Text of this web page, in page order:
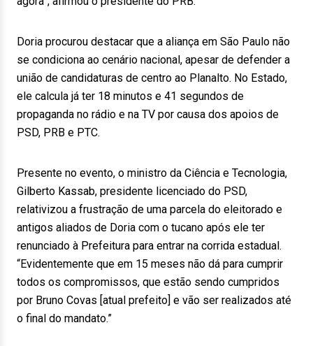
Doria procurou destacar que a aliança em São Paulo não
se condiciona ao cenário nacional, apesar de defender a
união de candidaturas de centro ao Planalto. No Estado,
ele calcula já ter 18 minutos e 41 segundos de
propaganda no rádio e na TV por causa dos apoios de
PSD, PRB e PTC.
Presente no evento, o ministro da Ciência e Tecnologia,
Gilberto Kassab, presidente licenciado do PSD,
relativizou a frustração de uma parcela do eleitorado e
antigos aliados de Doria com o tucano após ele ter
renunciado à Prefeitura para entrar na corrida estadual.
“Evidentemente que em 15 meses não dá para cumprir
todos os compromissos, que estão sendo cumpridos
por Bruno Covas [atual prefeito] e vão ser realizados até
o final do mandato.”